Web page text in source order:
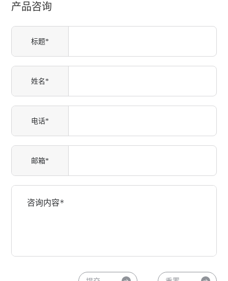
产品咨询
标题*
姓名*
电话*
邮箱*